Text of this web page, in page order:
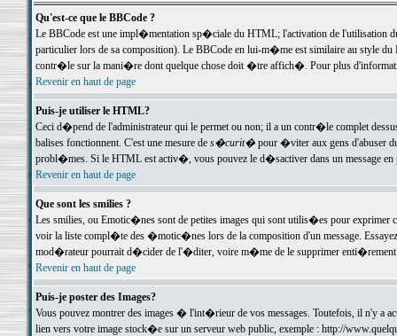
Qu'est-ce que le BBCode ?
Le BBCode est une impl�mentation sp�ciale du HTML; l'activation de l'utilisation
particulier lors de sa composition). Le BBCode en lui-m�me est similaire au style
contr�le sur la mani�re dont quelque chose doit �tre affich�. Pour plus
Revenir en haut de page
Puis-je utiliser le HTML?
Ceci d�pend de l'administrateur qui le permet ou non; il a un contr�le complet
balises fonctionnent. C'est une mesure de s�curit�pour �viter aux gens d'abuser
probl�mes. Si le HTML est activ�, vous pouvez le d�sactiver dans un message en
Revenir en haut de page
Que sont les smilies ?
Les smilies, ou Emotic�nes sont de petites images qui sont utilis�es pour exprimer
voir la liste compl�te des �motic�nes lors de la composition d'un message.
mod�rateur pourrait d�cider de l'�diter, voire m�me de le supprimer
Revenir en haut de page
Puis-je poster des Images?
Vous pouvez montrer des images � l'int�rieur de vos messages. Toutefois, il n'y a
lien vers votre image stock�e sur un serveur web public, exemple : http://